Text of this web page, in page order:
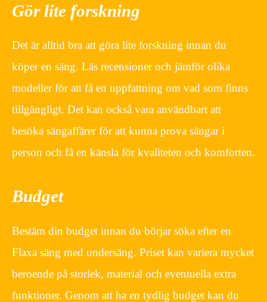
Gör lite forskning
Det är alltid bra att göra lite forskning innan du
köper en säng. Läs recensioner och jämför olika
modeller för att få en uppfattning om vad som finns
tillgängligt. Det kan också vara användbart att
besöka sängaffärer för att kunna prova sängar i
person och få en känsla för kvaliteten och komforten.
Budget
Bestäm din budget innan du börjar söka efter en
Flaxa säng med undersäng. Priset kan variera mycket
beroende på storlek, material och eventuella extra
funktioner. Genom att ha en tydlig budget kan du